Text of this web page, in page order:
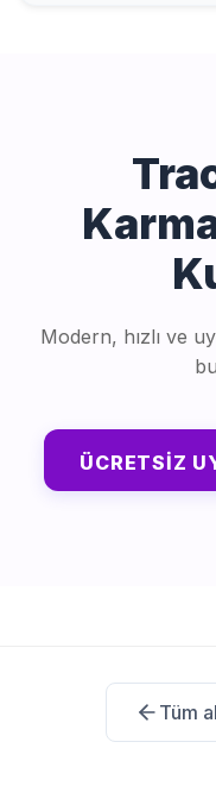
Modern, hızlı ve
ÜCRETSIZ
Tüm